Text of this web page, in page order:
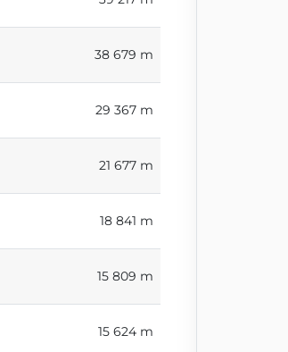
38 679 m
29 367 m
21 677 m
18 841 m
15 809 m
15 624 m